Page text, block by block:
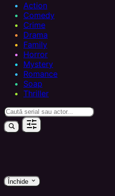
Action
Comedy
Crime
Drama
Family
Horror
Mystery
Romance
Soap
Thriller
Închide keyboard_arrow_down